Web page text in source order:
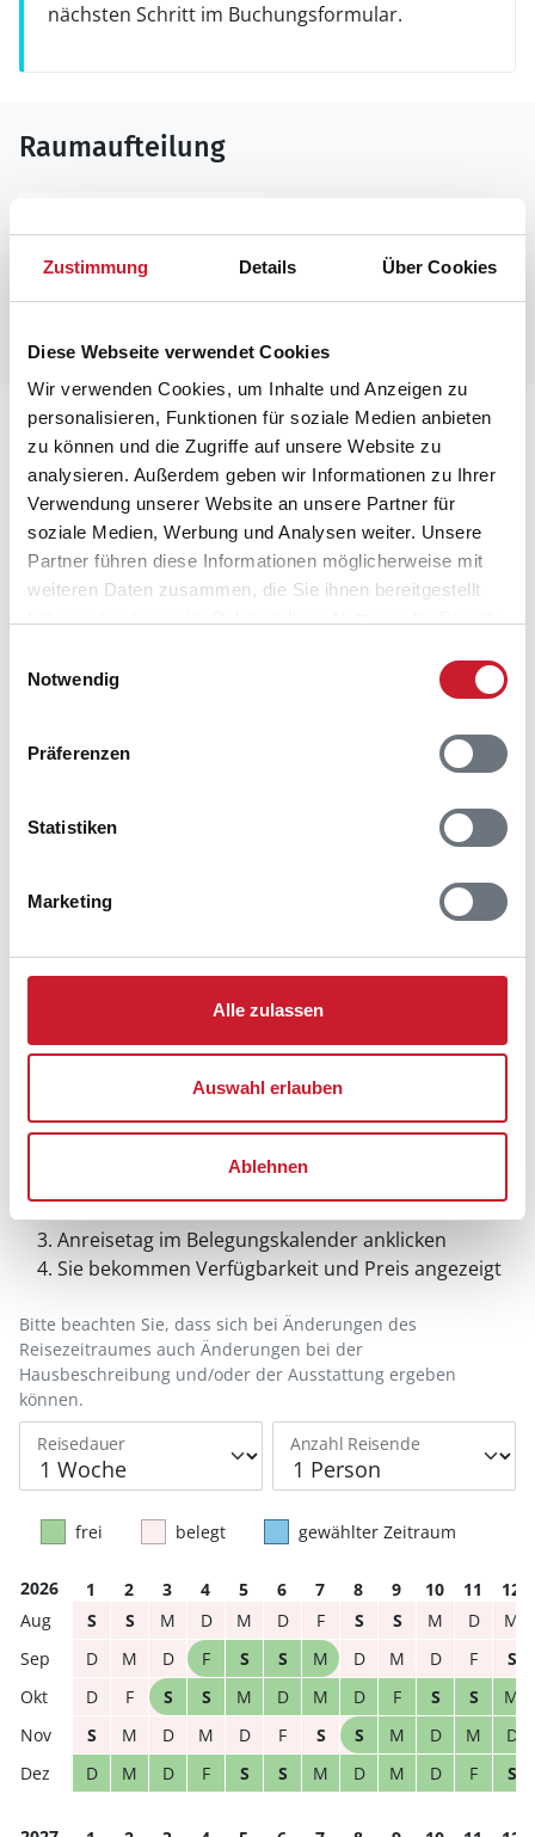
Zustimmung Details Über Cookies
Diese Webseite verwendet Cookies
Wir verwenden Cookies, um Inhalte und Anzeigen zu
personalisieren, Funktionen für soziale Medien anbieten
zu können und die Zugriffe auf unsere Website zu
analysieren. Außerdem geben wir Informationen zu Ihrer
Verwendung unserer Website an unsere Partner für
soziale Medien, Werbung und Analysen weiter. Unsere
Partner führen diese Informationen möglicherweise mit
weiteren Daten zusammen, die Sie ihnen bereitgestellt
Notwendig
Präferenzen
Statistiken
Marketing
Alle zulassen
Auswahl erlauben
Ablehnen
nächsten Schritt im Buchungsformular.
Raumaufteilung
Lageplan
Adresse
Ferienhaus TV1701
Tranebærvej 4
Napstjert
9981 Jerup
Belegungskalender
Anreisetag im Belegungskalender anklicken
Sie bekommen Verfügbarkeit und Preis angezeigt
Reisedauer Anzahl Reisende
Bitte beachten Sie, dass sich bei Änderungen des
Reisezeitraumes auch Änderungen bei der
Hausbeschreibung und/oder der Ausstattung ergeben
können.
frei belegt gewählter Zeitraum
2026 1 2 3 4 5 6 7 8 9 10 11
12
S
S M D M D F S S M D
M
D
M D F S S M D M D F
S
D
F S S M D M D F S S
M
S
M D M D F S S M D M
D
D
M D F S S M D M D F S